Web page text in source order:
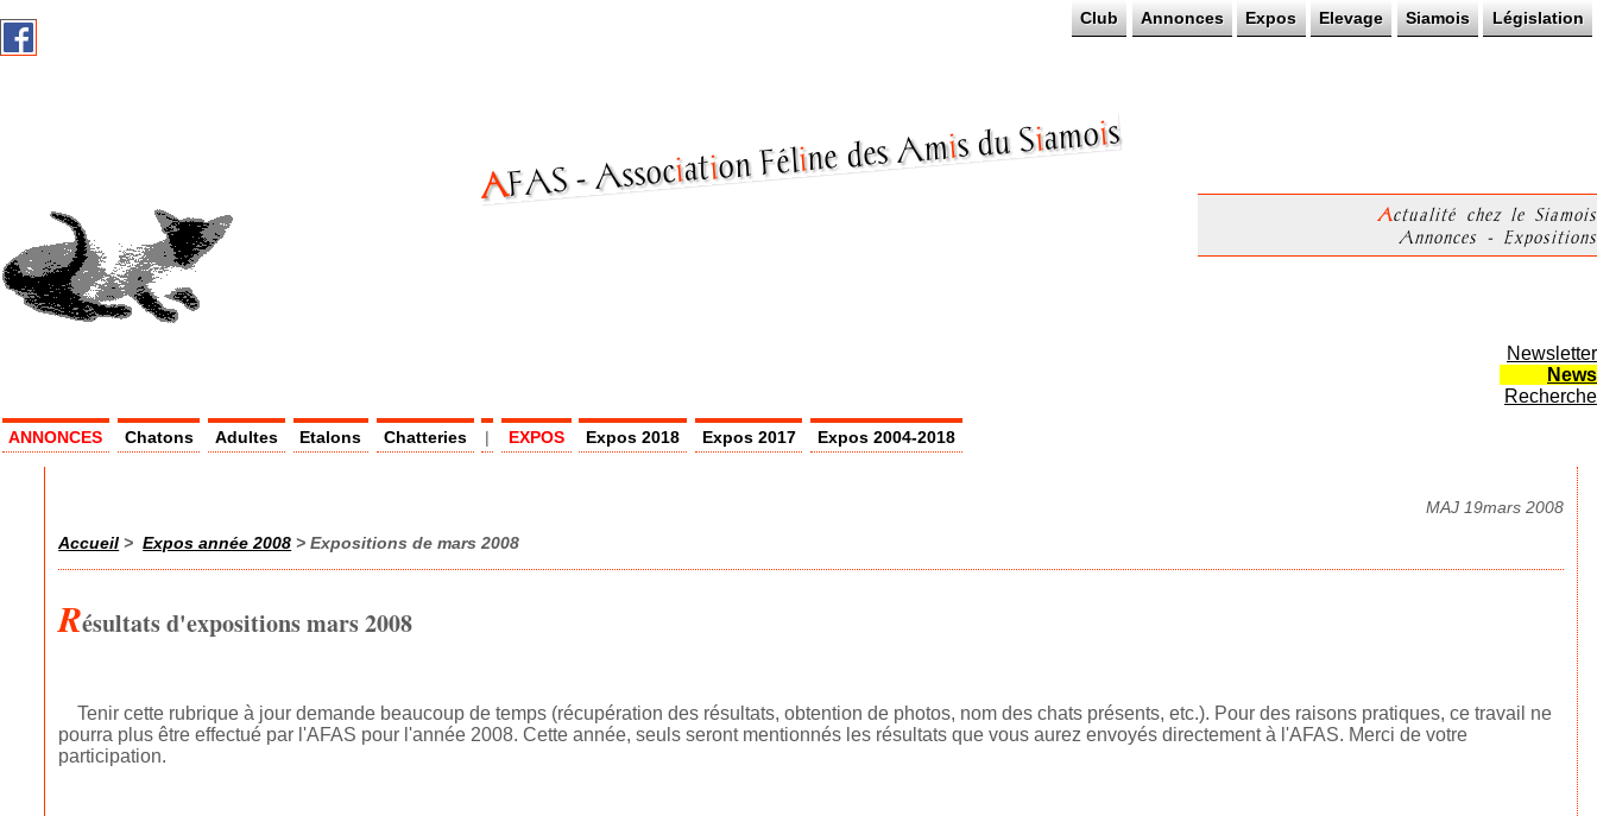
Club Annonces Expos Elevage Siamois Législation
AF
AS -Association Féline des Amis du Siamois
Actualité chez le Siamois
Annonces - Expositions
Newsletter
News
Recherche
ANNONCES Chatons Adultes Etalons Chatteries | EXPOS Expos 2018 Expos 2017 Expos 2004-2018
MAJ 19mars 2008
Accueil >Expos année 2008 > Expositions de mars 2008
Résultats d'expositions mars 2008
Tenir cette rubrique à jour demande beaucoup de temps (récupération des résultats, obtention de photos, nom des chats présents, etc.). Pour des raisons pratiques, ce travail ne
pourra plus être effectué par l'AFAS pour l'année 2008. Cette année, seuls seront mentionnés les résultats que vous aurez envoyés directement à l'AFAS. Merci de votre
participation.